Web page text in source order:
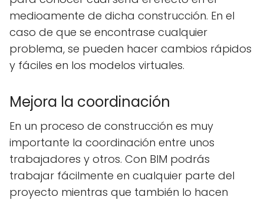
medioamente de dicha construcción. En el
caso de que se encontrase cualquier
problema, se pueden hacer cambios rápidos
y fáciles en los modelos virtuales.
Mejora la coordinación
En un proceso de construcción es muy
importante la coordinación entre unos
trabajadores y otros. Con BIM podrás
trabajar fácilmente en cualquier parte del
proyecto mientras que también lo hacen